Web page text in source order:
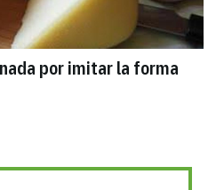
por imitar la forma